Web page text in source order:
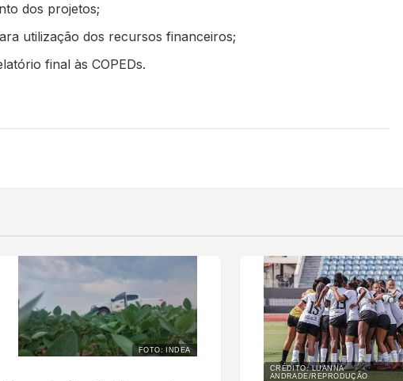
dos projetos;
utilização dos recursos financeiros;
final às COPEDs.
FOTO: INDEA
CRÉDITO: LUANNA
ANDRADE/REPRODUÇÃO